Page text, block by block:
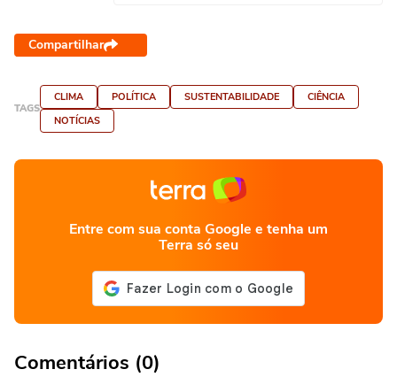
Compartilhar
TAGS
CLIMA POLÍTICA SUSTENTABILIDADE
CIÊNCIA
NOTÍCIAS
Entre com sua conta Google e tenha um
Terra só seu
Comentários (0)